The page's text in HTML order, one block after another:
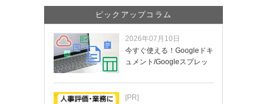
ピックアップコラム
2026年07月10日
今すぐ使える！Googleドキ
ュメント/Googleスプレッ
[PR]